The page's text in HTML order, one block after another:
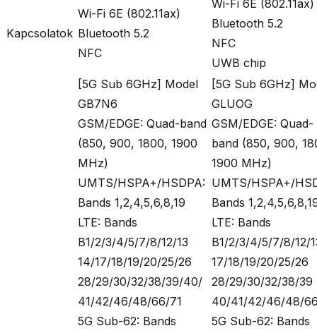
Kapcsolatok
Wi-Fi 6E (802.11ax)
Bluetooth 5.2
NFC
Wi-Fi 6E (802.11ax)
Bluetooth 5.2
NFC
UWB chip
[5G Sub 6GHz] Model
GB7N6
GSM/EDGE: Quad-band
(850, 900, 1800, 1900
MHz)
UMTS/HSPA+/HSDPA:
Bands 1,2,4,5,6,8,19
LTE: Bands
B1/2/3/4/5/7/8/12/13
14/17/18/19/20/25/26
28/29/30/32/38/39/40/
41/42/46/48/66/71
5G Sub-62: Bands
[5G Sub 6GHz]
GLUOG
GSM/EDGE: Quad-
band (850, 900,
1900 MHz)
UMTS/HSPA+/
Bands
LTE: Bands
B1/2/3/4/5/7/8/12/
17/18/19/20/25/26
28/29/30/32/38/39
40/41/42/46/48/
5G Sub-62: Bands